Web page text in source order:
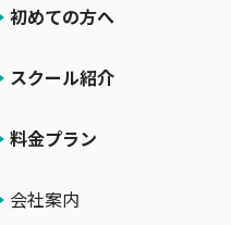
初めての方へ
スクール紹介
料金プラン
会社案内